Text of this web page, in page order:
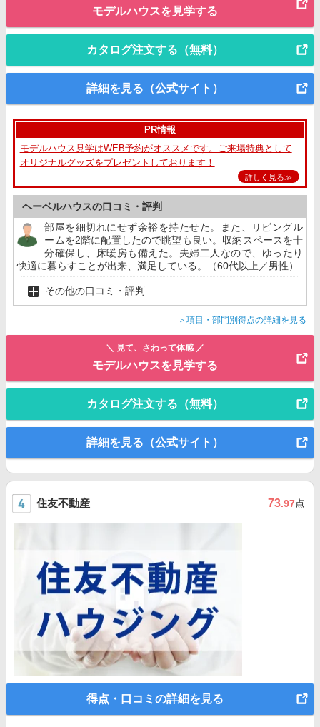
モデルハウスを見学する
カタログ注文する（無料）
詳細を見る（公式サイト）
PR情報
モデルハウス見学はWEB予約がオススメです。ご来場特典として
オリジナルグッズをプレゼントしております！
詳しく見る≫
ヘーベルハウスの口コミ・評判
部屋を細切れにせず余裕を持たせた。また、リビングル
ームを2階に配置したので眺望も良い。収納スペースを十
分確保し、床暖房も備えた。夫婦二人なので、ゆったり
快適に暮らすことが出来、満足している。（60代以上／男性）
その他の口コミ・評判
＞項目・部門別得点の詳細を見る
＼ 見て、さわって体感 ／
モデルハウスを見学する
カタログ注文する（無料）
詳細を見る（公式サイト）
住友不動産 73.97点
得点・口コミの詳細を見る